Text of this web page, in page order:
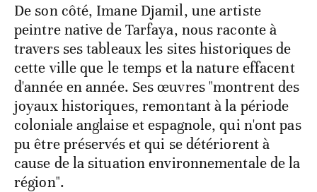
De son côté, Imane Djamil, une artiste
peintre native de Tarfaya, nous raconte à
travers ses tableaux les sites historiques de
cette ville que le temps et la nature effacent
d'année en année. Ses œuvres "montrent des
joyaux historiques, remontant à la période
coloniale anglaise et espagnole, qui n'ont pas
pu être préservés et qui se détériorent à
cause de la situation environnementale de la
région".